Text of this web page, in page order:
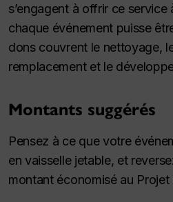
s’engagent à offrir ce
chaque événement puisse
dons couvrent le nettoyage,
remplacement et le
Montants suggérés
Pensez à ce que votre
en vaisselle jetable, et
montant économisé au